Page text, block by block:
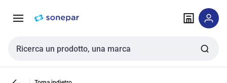
navigazione alla
Cerca input